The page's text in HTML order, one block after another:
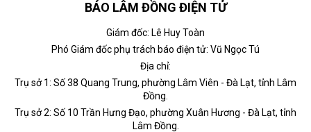
BÁO LÂM ĐỒNG ĐIỆN TỬ
Giám đốc: Lê Huy Toàn
Phó Giám đốc phụ trách báo điện tử: Vũ Ngọc Tú
Địa chỉ:
Trụ sở 1: Số 38 Quang Trung, phường Lâm Viên - Đà Lạt, tỉnh Lâm
Đồng.
Trụ sở 2: Số 10 Trần Hưng Đạo, phường Xuân Hương - Đà Lạt, tỉnh
Lâm Đồng.